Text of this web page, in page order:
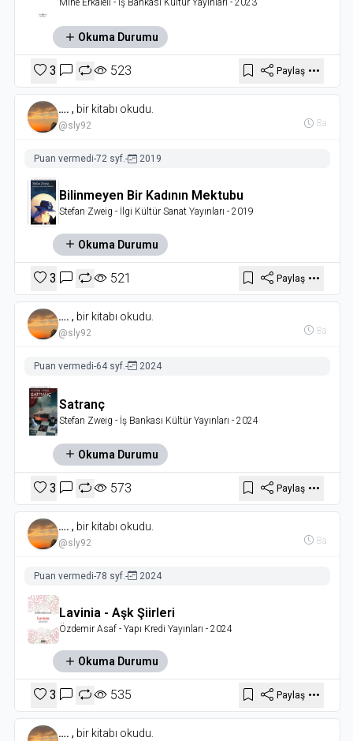
Mine Erkaleli - İş Bankası Kültür Yayınları - 2023
Okuma Durumu
3 523 Paylaş
…. , bir kitabı okudu.
@sly92 8a
Puan vermedi-72 syf.- 2019
Bilinmeyen Bir Kadının Mektubu
Stefan Zweig - İlgi Kültür Sanat Yayınları - 2019
Okuma Durumu
3 521 Paylaş
…. , bir kitabı okudu.
@sly92 8a
Puan vermedi-64 syf.- 2024
Satranç
Stefan Zweig - İş Bankası Kültür Yayınları - 2024
Okuma Durumu
3 573 Paylaş
…. , bir kitabı okudu.
@sly92 8a
Puan vermedi-78 syf.- 2024
Lavinia - Aşk Şiirleri
Özdemir Asaf - Yapı Kredi Yayınları - 2024
Okuma Durumu
3 535 Paylaş
…. , bir kitabı okudu.